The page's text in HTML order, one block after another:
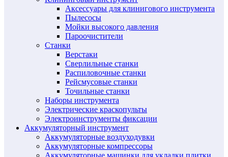
Аксессуары для клинигового инструмента
Пылесосы
Мойки высокого давления
Пароочистители
Станки
Верстаки
Сверлильные станки
Распиловочные станки
Рейсмусовые станки
Точильные станки
Наборы инструмента
Электрические краскопульты
Электроинструменты фиксации
Аккумуляторный инструмент
Аккумуляторные воздуходувки
Аккумуляторные компрессоры
Аккумуляторные машинки для укладки плитки